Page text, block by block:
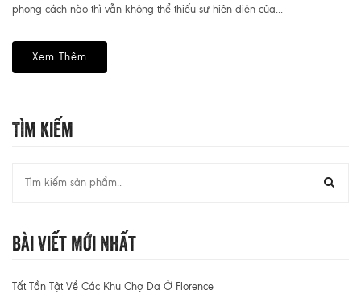
phong cách nào thì vẫn không thể thiếu sự hiện diện của...
Xem Thêm
Tìm Kiếm
Bài Viết Mới Nhất
Tất Tần Tật Về Các Khu Chợ Da Ở Florence